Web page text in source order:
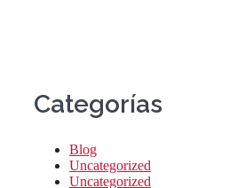
Categorías
Blog
Uncategorized
Uncategorized